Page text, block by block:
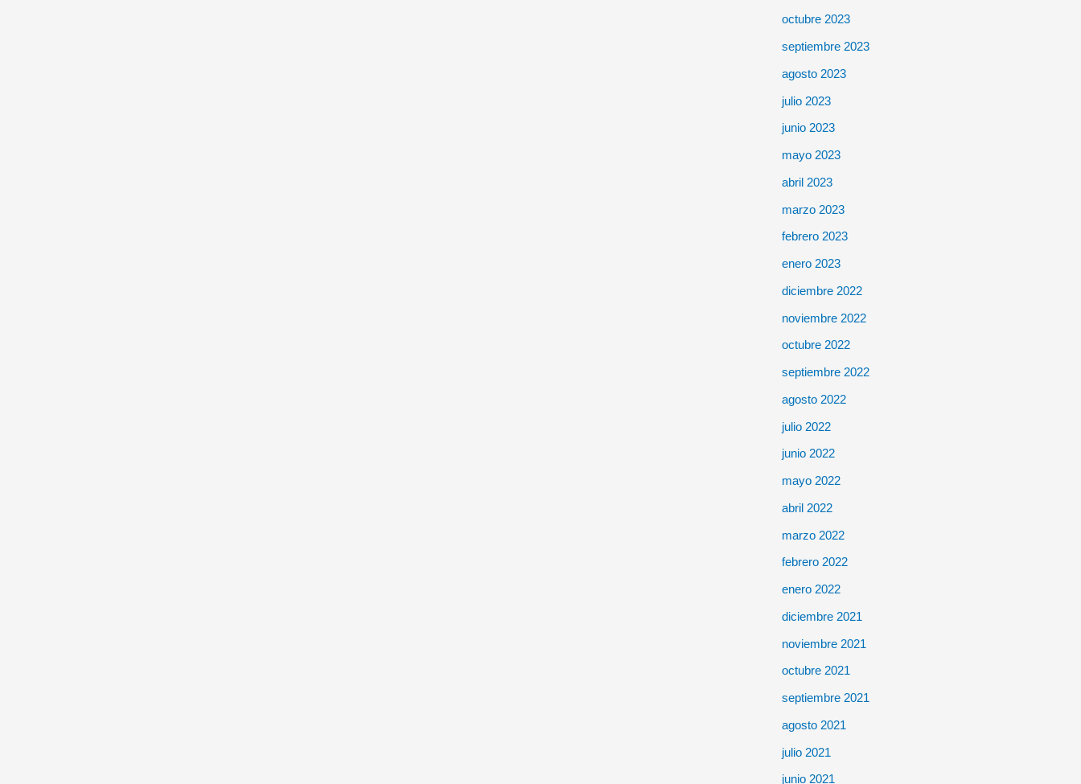
octubre 2023
septiembre 2023
agosto 2023
julio 2023
junio 2023
mayo 2023
abril 2023
marzo 2023
febrero 2023
enero 2023
diciembre 2022
noviembre 2022
octubre 2022
septiembre 2022
agosto 2022
julio 2022
junio 2022
mayo 2022
abril 2022
marzo 2022
febrero 2022
enero 2022
diciembre 2021
noviembre 2021
octubre 2021
septiembre 2021
agosto 2021
julio 2021
junio 2021